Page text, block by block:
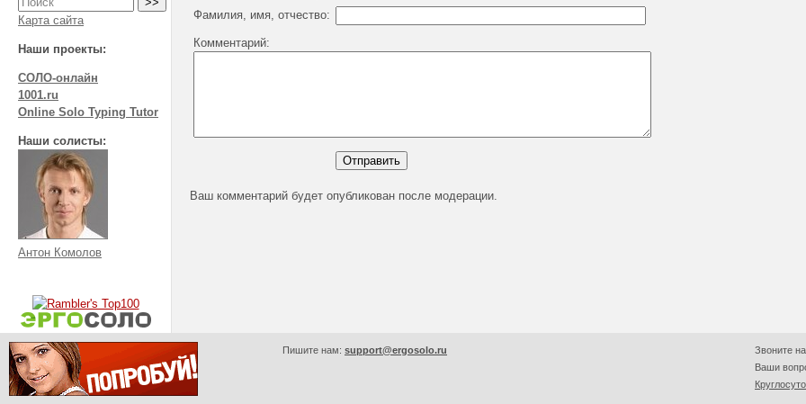
Карта сайта
Наши проекты:
СОЛО-онлайн
1001.ru
Online Solo Typing Tutor
Наши солисты:
Антон Комолов
Фамилия, имя, отчество:
Комментарий:
Ваш комментарий будет опубликован после модерации.
Пишите нам: support@ergosolo.ru Звоните
Ваши